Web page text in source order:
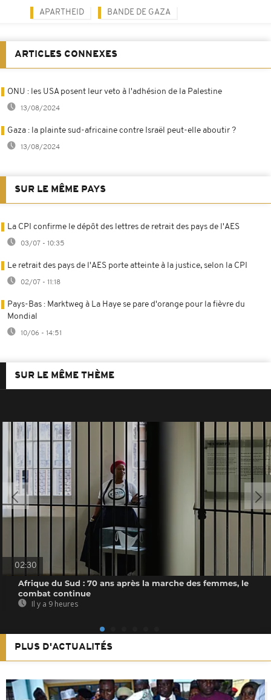
APARTHEID BANDE DE GAZA
ARTICLES CONNEXES
ONU : les USA posent leur veto à l'adhésion de la Palestine
13/08/2024
Gaza : la plainte sud-africaine contre Israël peut-elle aboutir ?
13/08/2024
SUR LE MÊME PAYS
La CPI confirme le dépôt des lettres de retrait des pays de l'AES
03/07 - 10:35
Le retrait des pays de l'AES porte atteinte à la justice, selon la CPI
02/07 - 11:18
Pays-Bas : Marktweg à La Haye se pare d'orange pour la fièvre du
Mondial
10/06 - 14:51
SUR LE MÊME THÈME
02:30
Afrique du Sud : 70 ans après la marche des femmes, le
combat continue
Il y a 9 heures
PLUS D'ACTUALITÉS